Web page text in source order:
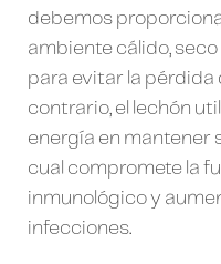
debemos
ambiente cálido,
para evitar la pérdida
contrario, el lechón
energía en mantener
cual compromete la
inmunológico y
infecciones.